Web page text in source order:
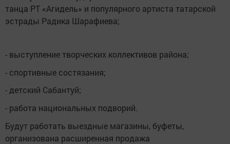
танца РТ «Агидель» и популярного артиста татарской
эстрады Радика Шарафиева;
- выступление творческих коллективов района;
- спортивные состязания;
- детский Сабантуй;
- работа национальных подворий.
Будут работать выездные магазины, буфеты,
организована расширенная продажа